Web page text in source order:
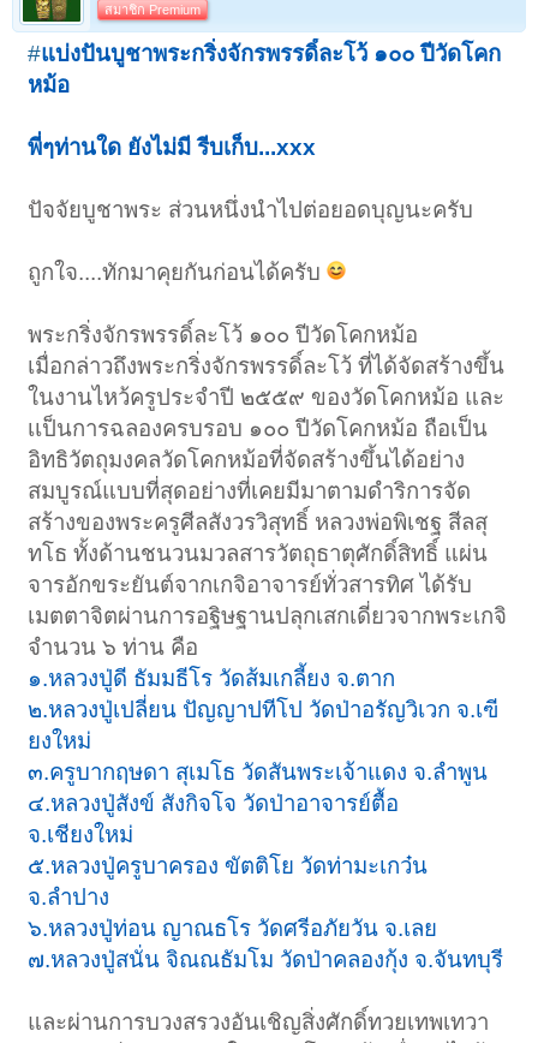
สมาชิก Premium
#แบ่งปันบูชาพระกริ่งจักรพรรดิ์ละโว้ ๑๐๐ ปีวัดโคก
หม้อ
พี่ๆท่านใด ยังไม่มี รีบเก็บ...xxx
ปัจจัยบูชาพระ ส่วนหนึ่งนำไปต่อยอดบุญนะครับ
ถูกใจ....ทักมาคุยกันก่อนได้ครับ
พระกริ่งจักรพรรดิ์ละโว้ ๑๐๐ ปีวัดโคกหม้อ
เมื่อกล่าวถึงพระกริ่งจักรพรรดิ์ละโว้ ที่ได้จัดสร้างขึ้น
ในงานไหว้ครูประจำปี ๒๕๕๙ ของวัดโคกหม้อ และ
เเป็นการฉลองครบรอบ ๑๐๐ ปีวัดโคกหม้อ ถือเป็น
อิทธิวัตถุมงคลวัดโคกหม้อที่จัดสร้างขึ้นได้อย่าง
สมบูรณ์แบบที่สุดอย่างที่เคยมีมาตามดำริการจัด
สร้างของพระครูศีลสังวรวิสุทธิ์ หลวงพ่อพิเชฐ สีลสุ
ทโธ ทั้งด้านชนวนมวลสารวัตถุธาตุศักดิ์สิทธิ์ แผ่น
จารอักขระยันต์จากเกจิอาจารย์ทั่วสารทิศ ได้รับ
เมตตาจิตผ่านการอฐิษฐานปลุกเสกเดี่ยวจากพระเกจิ
จำนวน ๖ ท่าน คือ
๑.หลวงปู่ดี ธัมมธีโร วัดส้มเกลี้ยง จ.ตาก
๒.หลวงปู่เปลี่ยน ปัญญาปทีโป วัดป่าอรัญวิเวก จ.เฃี
ยงใหม่
๓.ครูบากฤษดา สุเมโธ วัดสันพระเจ้าแดง จ.ลำพูน
๔.หลวงปู่สังข์ สังกิจโจ วัดป่าอาจารย์ตื้อ
จ.เชียงใหม่
๕.หลวงปู่ครูบาครอง ขัตติโย วัดท่ามะเกว๋น
จ.ลำปาง
๖.หลวงปู่ท่อน ญาณธโร วัดศรีอภัยวัน จ.เลย
๗.หลวงปู่สนั่น จิณณธัมโม วัดป่าคลองกุ้ง จ.จันทบุรี
และผ่านการบวงสรวงอันเชิญสิ่งศักดิ์ทวยเทพเทวา